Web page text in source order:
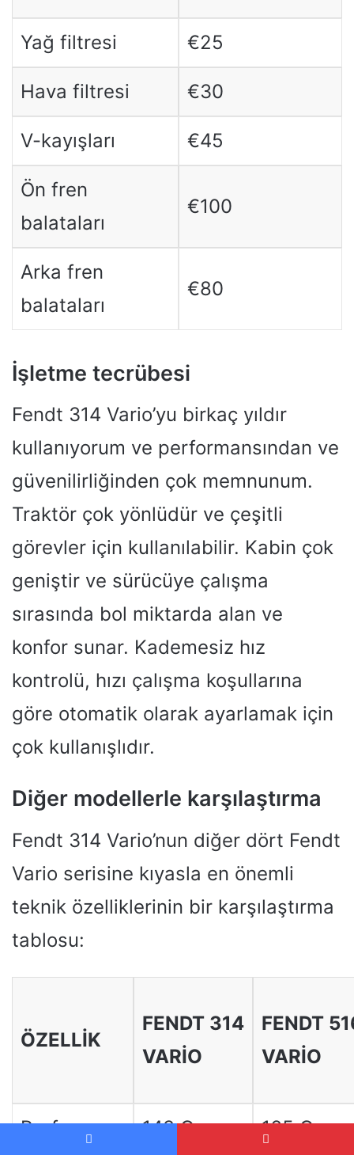
Yağ filtresi €25
Hava filtresi €30
V-kayışları €45
Ön fren
balataları
€100
Arka fren
balataları
€80
İşletme tecrübesi
Fendt 314 Vario’yu birkaç yıldır
kullanıyorum ve performansından ve
güvenilirliğinden çok memnunum.
Traktör çok yönlüdür ve çeşitli
görevler için kullanılabilir. Kabin çok
geniştir ve sürücüye çalışma
sırasında bol miktarda alan ve
konfor sunar. Kademesiz hız
kontrolü, hızı çalışma koşullarına
göre otomatik olarak ayarlamak için
çok kullanışlıdır.
Diğer modellerle karşılaştırma
Fendt 314 Vario’nun diğer dört Fendt
Vario serisine kıyasla en önemli
teknik özelliklerinin bir karşılaştırma
tablosu:
ÖZELLIK
FENDT 314
VARIO
FENDT
VARIO
Performans 143 Can 165 Can